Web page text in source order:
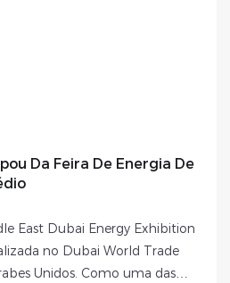
Da Feira De Energia De
East Dubai Energy Exhibition
no Dubai World Trade
Unidos. Como uma das